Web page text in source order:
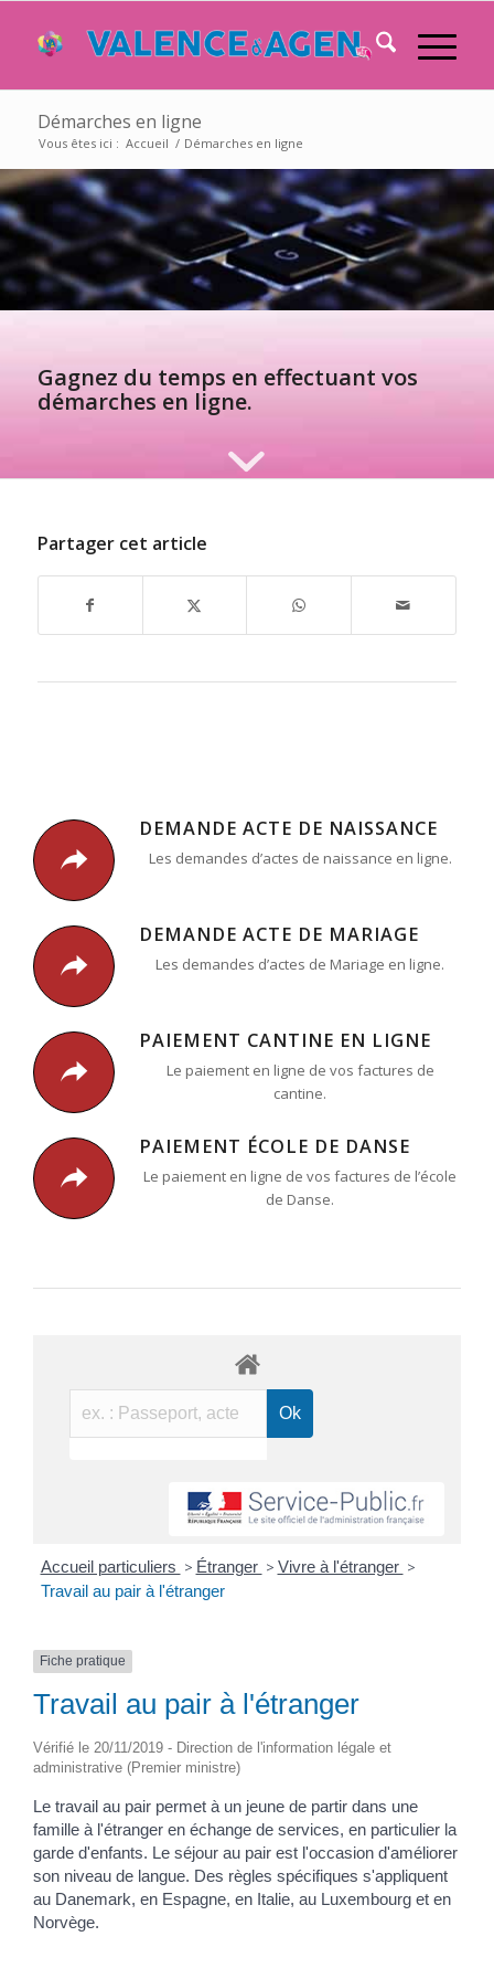
Démarches en ligne
Vous êtes ici : Accueil / Démarches en ligne
Gagnez du temps en effectuant vos
démarches en ligne.
Partager cet article
DEMANDE ACTE DE NAISSANCE
Les demandes d’actes de naissance en ligne.
DEMANDE ACTE DE MARIAGE
Les demandes d’actes de Mariage en ligne.
PAIEMENT CANTINE EN LIGNE
Le paiement en ligne de vos factures de
cantine.
PAIEMENT ÉCOLE DE DANSE
Le paiement en ligne de vos factures de l’école
de Danse.
Accueil particuliers > Étranger > Vivre à l'étranger >
Travail au pair à l'étranger
Fiche pratique
Travail au pair à l'étranger
Vérifié le 20/11/2019 - Direction de l'information légale et
administrative (Premier ministre)
Le travail au pair permet à un jeune de partir dans une
famille à l'étranger en échange de services, en particulier la
garde d'enfants. Le séjour au pair est l'occasion d'améliorer
son niveau de langue. Des règles spécifiques s'appliquent
au Danemark, en Espagne, en Italie, au Luxembourg et en
Norvège.